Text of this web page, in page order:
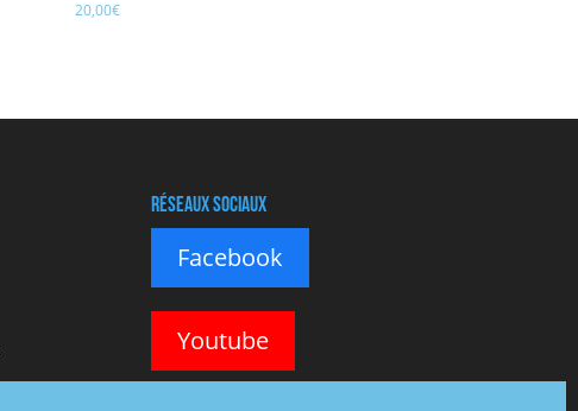
20,00€
Réseaux sociaux
Facebook
Youtube